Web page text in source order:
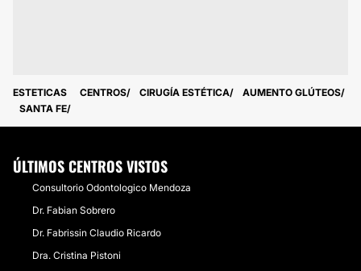
ESTETICAS CENTROS CIRUGÍA ESTÉTICA
AUMENTO GLÚTEOS
SANTA FE
ÚLTIMOS CENTROS VISTOS
Consultorio Odontologico Mendoza
Dr. Fabian Sobrero
Dr. Fabrissin Claudio Ricardo
Dra. Cristina Pistoni